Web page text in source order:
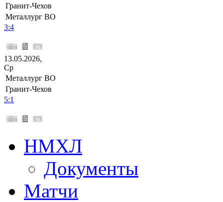
Гранит-Чехов
Металлург ВО
3:4
13.05.2026,
Ср
Металлург ВО
Гранит-Чехов
5:1
НМХЛ
Документы
Матчи